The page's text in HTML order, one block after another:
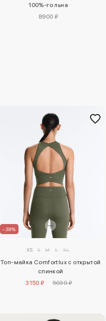
100%-го льна
8900 ₽
–38%
XS S M L XL
Топ-майка Comfortlux с открытой
спинкой
3150 ₽
5030 ₽